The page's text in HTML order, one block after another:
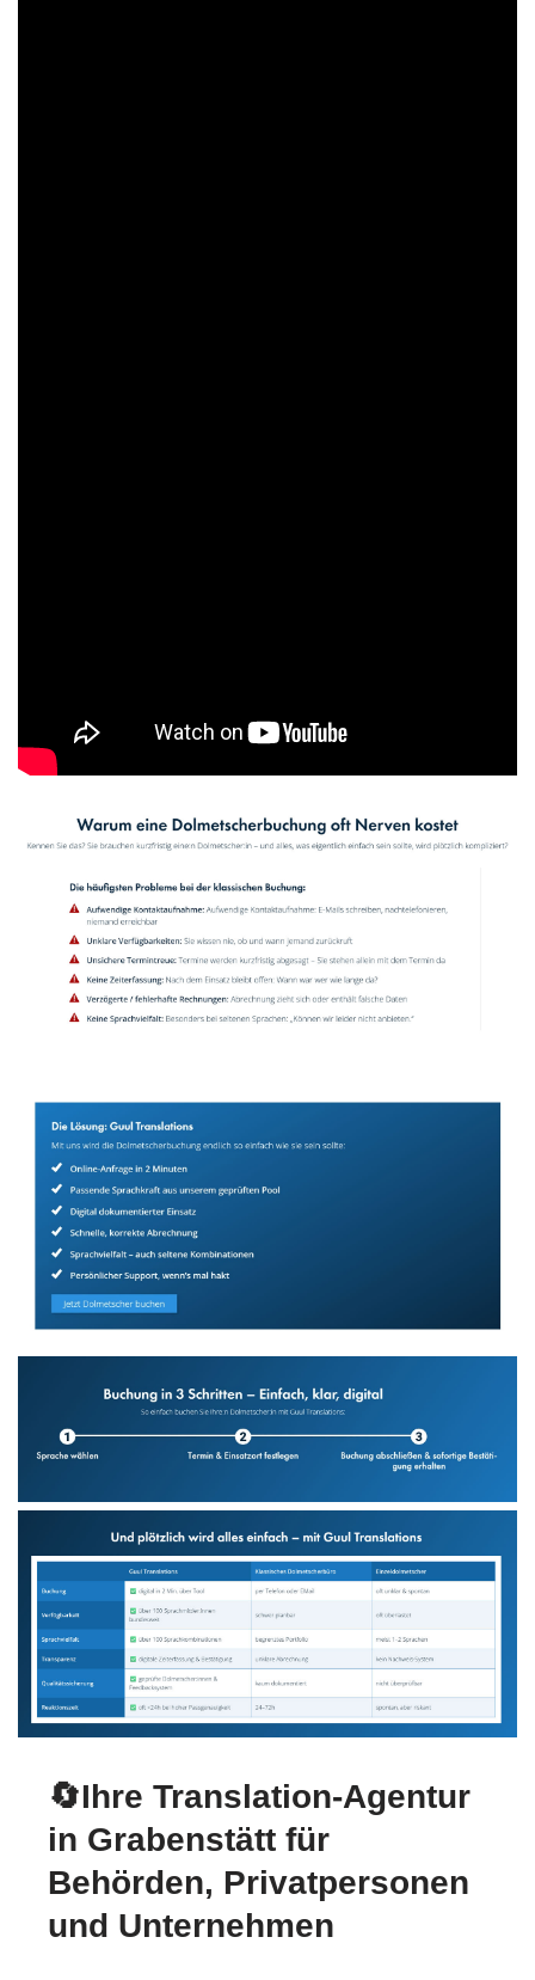
🔄Ihre Translation-Agentur
in Grabenstätt für
Behörden, Privatpersonen
und Unternehmen